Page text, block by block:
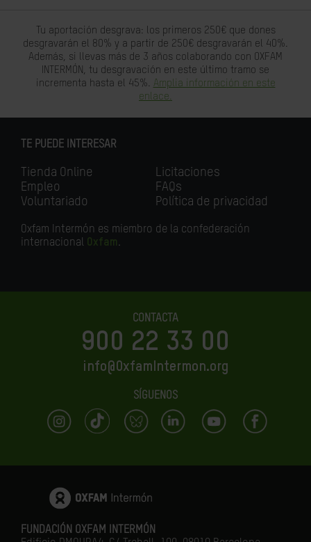
Tu aportación desgrava: los primeros 250€ que dones
desgravarán el 80% y a partir de 250€ desgravarán el 40%.
Además, si llevas más de 3 años colaborando con OXFAM
INTERMÓN, tu desgravación en este último tramo se
incrementa hasta el 45%. Amplia información en este
enlace.
TE PUEDE INTERESAR
Tienda Online
Empleo
Voluntariado
Licitaciones
FAQs
Política de privacidad
Oxfam Intermón es miembro de la confederación
internacional Oxfam.
CONTACTA
900 22 33 00
info@OxfamIntermon.org
SÍGUENOS
FUNDACIÓN OXFAM INTERMÓN